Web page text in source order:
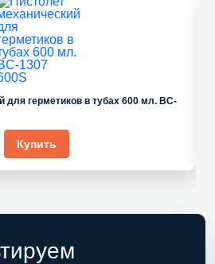
для герметиков в тубах 600 мл. BC-
Купить